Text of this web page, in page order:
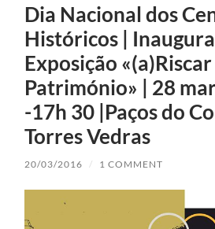
Dia Nacional dos
Históricos |
Exposição
Património» | 28
-17h 30 |Paços do
Torres Vedras
20/03/2016 / 1 COMMENT